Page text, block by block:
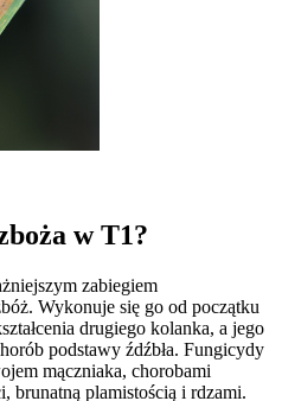
w T1?
zabiegiem
Wykonuje się go od początku
drugiego kolanka, a jego
podstawy źdźbła. Fungicydy
mączniaka, chorobami
brunatną plamistością i rdzami.